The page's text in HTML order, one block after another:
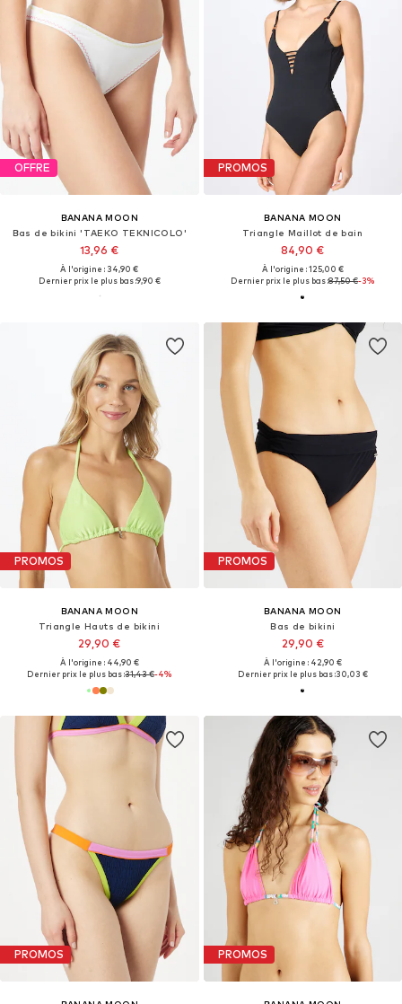
OFFRE
BANANA MOON
Bas de bikini 'TAEKO TEKNICOLO'
13,96 €
À l'origine : 34,90 €
Dernier prix le plus bas :9,90 €
PROMOS
BANANA MOON
Triangle Maillot de bain
84,90 €
À l'origine : 125,00 €
Dernier prix le plus bas :87,50 €-3%
PROMOS
BANANA MOON
Triangle Hauts de bikini
29,90 €
À l'origine : 44,90 €
Dernier prix le plus bas :31,43 €-4%
PROMOS
BANANA MOON
Bas de bikini
29,90 €
À l'origine : 42,90 €
Dernier prix le plus bas :30,03 €
PROMOS PROMOS